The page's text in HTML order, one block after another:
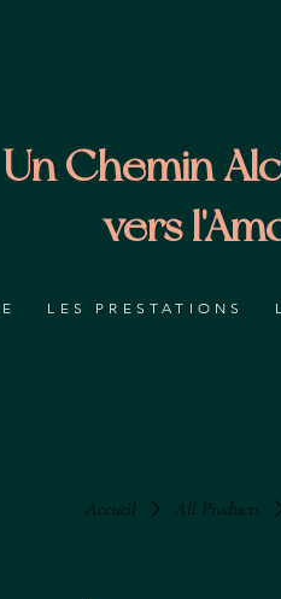
Un Chemin
vers
LES PRESTATIONS
Accueil All Products